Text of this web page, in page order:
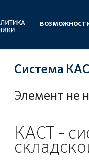
Система
Элемент не
КАСТ -